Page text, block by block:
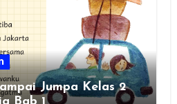
Jumpa Kelas 2